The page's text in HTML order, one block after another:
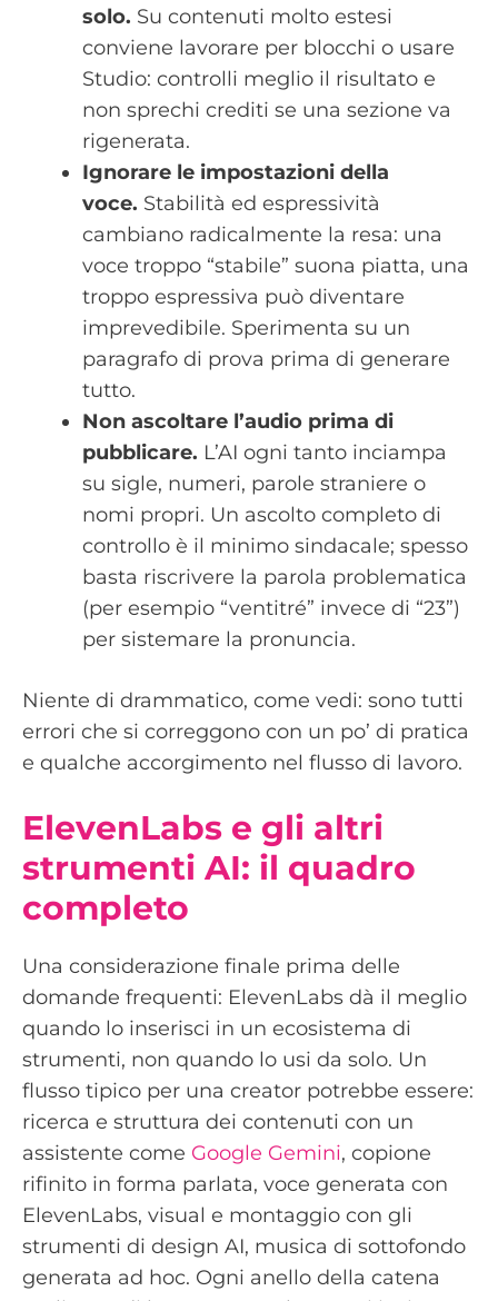
solo. Su contenuti molto estesi
conviene lavorare per blocchi o usare
Studio: controlli meglio il risultato e
non sprechi crediti se una sezione va
rigenerata.
Ignorare le impostazioni della
voce. Stabilità ed espressività
cambiano radicalmente la resa: una
voce troppo “stabile” suona piatta, una
troppo espressiva può diventare
imprevedibile. Sperimenta su un
paragrafo di prova prima di generare
tutto.
Non ascoltare l’audio prima di
pubblicare. L’AI ogni tanto inciampa
su sigle, numeri, parole straniere o
nomi propri. Un ascolto completo di
controllo è il minimo sindacale; spesso
basta riscrivere la parola problematica
(per esempio “ventitré” invece di “23”)
per sistemare la pronuncia.
Niente di drammatico, come vedi: sono tutti
errori che si correggono con un po’ di pratica
e qualche accorgimento nel flusso di lavoro.
ElevenLabs e gli altri
strumenti AI: il quadro
completo
Una considerazione finale prima delle
domande frequenti: ElevenLabs dà il meglio
quando lo inserisci in un ecosistema di
strumenti, non quando lo usi da solo. Un
flusso tipico per una creator potrebbe essere:
ricerca e struttura dei contenuti con un
assistente come Google Gemini, copione
rifinito in forma parlata, voce generata con
ElevenLabs, visual e montaggio con gli
strumenti di design AI, musica di sottofondo
generata ad hoc. Ogni anello della catena